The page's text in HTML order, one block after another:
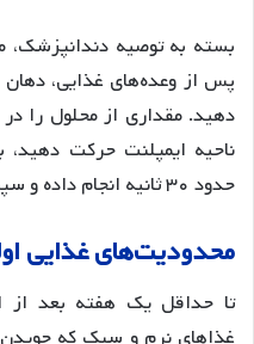
پس از وعده‌های غذایی،
دهید. مقداری از محلول را
ناحیه ایمپلنت حرکت دهید،
حدود ۳۰ ثانیه انجام داده و سپس محلول را بیرون بریزید
محدودیتهایغذایی
تا حداقل یک هفته بعد از
غذاهای نرم و سبک که جویدن